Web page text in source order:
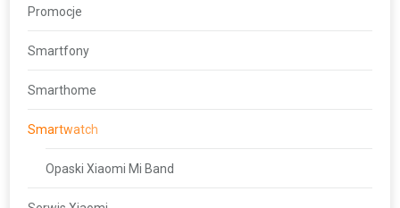
Promocje
Smartfony
Smarthome
Smartwatch
Opaski Xiaomi Mi Band